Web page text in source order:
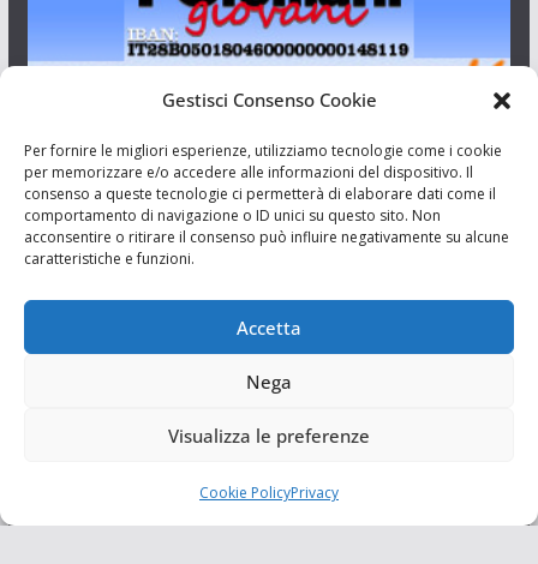
Gestisci Consenso Cookie
Per fornire le migliori esperienze, utilizziamo tecnologie come i cookie
per memorizzare e/o accedere alle informazioni del dispositivo. Il
consenso a queste tecnologie ci permetterà di elaborare dati come il
comportamento di navigazione o ID unici su questo sito. Non
acconsentire o ritirare il consenso può influire negativamente su alcune
caratteristiche e funzioni.
Accetta
Nega
Visualizza le preferenze
Cookie PolicyPrivacy
Aut. del tribunale di Catania n.23/2011 del 20/09/2011 Dir.
Resp. Riccardo Orioles.
Associazione Culturale I Siciliani Giovani
via Randazzo 27 Catania
I Siciliani Giovani. Tutti i diritti riservati.
Tema:ColorMagdi ThemeGrill. Powered byWordPress.